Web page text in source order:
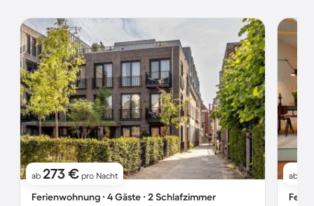
ab 273 € pro Nacht
Ferienwohnung ∙ 4 Gäste ∙ 2 Schlafzimmer
ab